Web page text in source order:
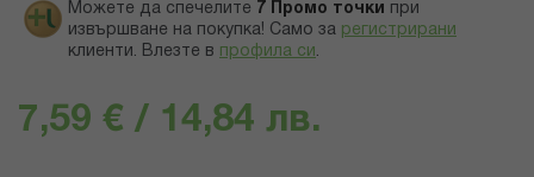
Можете да спечелите 7 Промо точки
при
извършване на покупка! Само за регистрирани
клиенти. Влезте в профила си .
7,59 € / 14,84 лв.